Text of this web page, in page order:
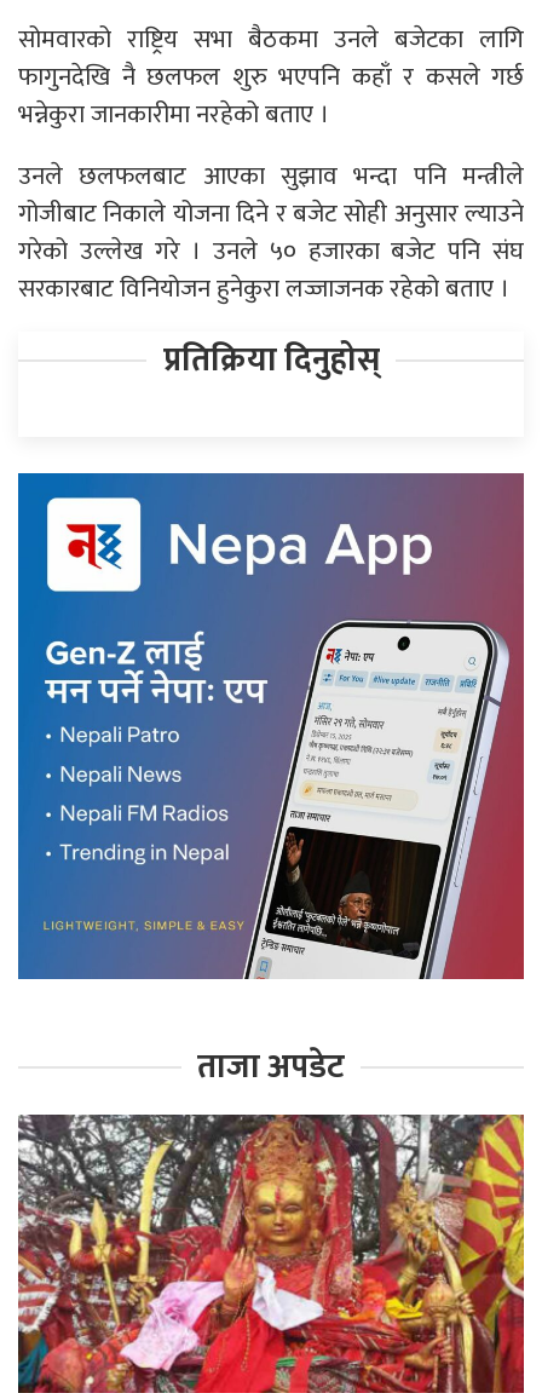
सोमवारको राष्ट्रिय सभा बैठकमा उनले बजेटका लागि
फागुनदेखि नै छलफल शुरु भएपनि कहाँ र कसले गर्छ
भन्नेकुरा जानकारीमा नरहेको बताए ।
उनले छलफलबाट आएका सुझाव भन्दा पनि मन्त्रीले
गोजीबाट निकाले योजना दिने र बजेट सोही अनुसार ल्याउने
गरेको उल्लेख गरे । उनले ५० हजारका बजेट पनि संघ
सरकारबाट विनियोजन हुनेकुरा लज्जाजनक रहेको बताए ।
प्रतिक्रिया दिनुहोस्
ताजा अपडेट